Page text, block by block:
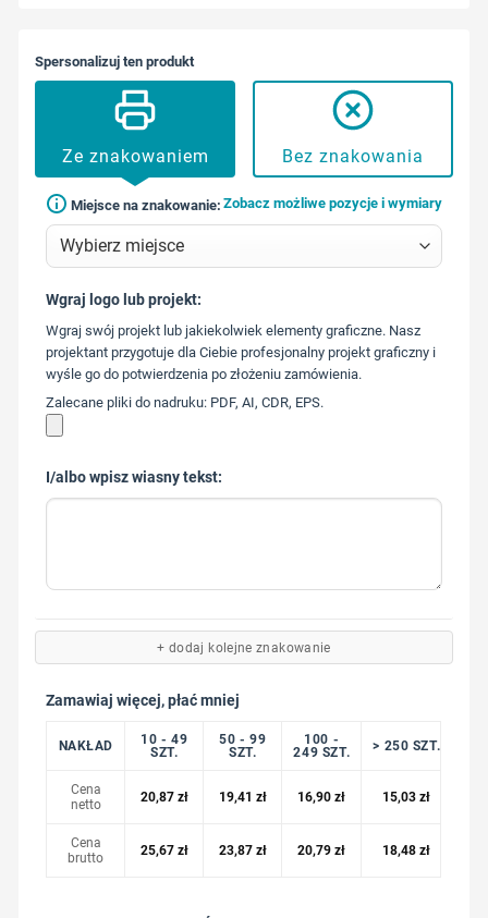
Spersonalizuj ten produkt
Ze znakowaniem Bez znakowania
Miejsce na znakowanie: Zobacz możliwe pozycje i wymiary
573 568
217
Wgraj logo lub projekt:
Wgraj swój projekt lub jakiekolwiek elementy graficzne. Nasz
projektant przygotuje dla Ciebie profesjonalny projekt graficzny i
wyśle go do potwierdzenia po złożeniu zamówienia.
Zalecane pliki do nadruku: PDF, AI, CDR, EPS.
I/albo wpisz wiasny tekst:
+ dodaj kolejne znakowanie
Zamawiaj więcej, płać mniej
NAKŁAD
10 - 49
SZT.
50 - 99
SZT.
100 -
249 SZT.
> 250 SZT.
Cena
netto
20,87 zł 19,41 zł 16,90zł 15,03zł
Cena
brutto
25,67 zł 23,87 zł 20,79zł 18,48zł